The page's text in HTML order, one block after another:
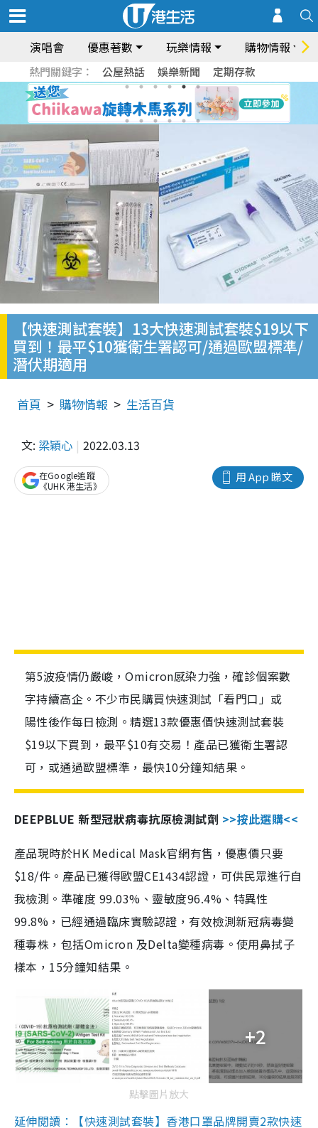
演唱會 優惠著數 玩樂情報 購物情報
熱門關鍵字： 公屋熱話 娛樂新聞 定期存款
【快速測試套裝】13大快速測試套裝$19以下
買到！最平$10獲衛生署認可/通過歐盟標準/
潛伏期適用
首頁 購物情報 生活百貨
文: 梁穎心 2022.03.13
用 App 睇文
在Google追蹤
《UHK 港生活》
第5波疫情仍嚴峻，Omicron感染力強，確診個案數
字持續高企。不少市民購買快速測試「看門口」或
陽性後作每日檢測。精選13款優惠價快速測試套裝
$19以下買到，最平$10有交易！產品已獲衛生署認
可，或通過歐盟標準，最快10分鐘知結果。
DEEPBLUE 新型冠狀病毒抗原檢測試劑 >>按此選購<<
產品現時於HK Medical Mask官網有售，優惠價只要
$18/件。產品已獲得歐盟CE1434認證，可供民眾進行自
我檢測。準確度 99.03%、靈敏度96.4%、特異性
99.8%，已經通過臨床實驗認證，有效檢測新冠病毒變
種毒株，包括Omicron 及Delta變種病毒。使用鼻拭子
樣本，15分鐘知結果。
+2
點擊圖片放大
延伸閱讀：【快速測試套裝】香港口罩品牌開賣2款快速